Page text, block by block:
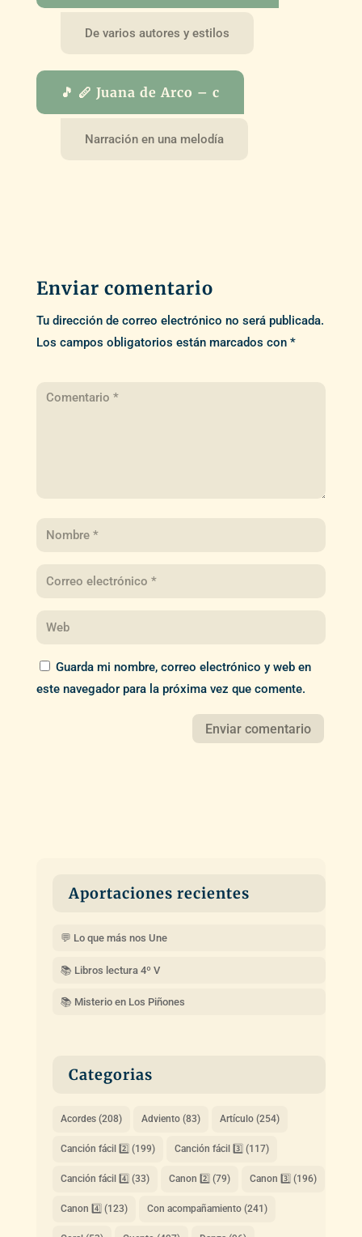
De varios autores y estilos
🎵 🪈 Juana de Arco – c
Narración en una melodía
Enviar comentario
Tu dirección de correo electrónico no será publicada.
Los campos obligatorios están marcados con *
Guarda mi nombre, correo electrónico y web en
este navegador para la próxima vez que comente.
Aportaciones recientes
💬 Lo que más nos Une
📚 Libros lectura 4º V
📚 Misterio en Los Piñones
Categorias
Acordes(208) Adviento(83) Artículo(254)
Canción fácil 2️⃣ (199) Canción fácil 3️⃣ (117)
Canción fácil 4️⃣ (33) Canon 2️⃣ (79) Canon 3️⃣ (196)
Canon 4️⃣ (123) Con acompañamiento(241)